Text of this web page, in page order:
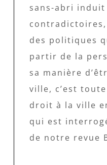
sans-abri
des politiques
partir de la
sa manière
ville, c’est
droit à la ville
qui est
de notre revue